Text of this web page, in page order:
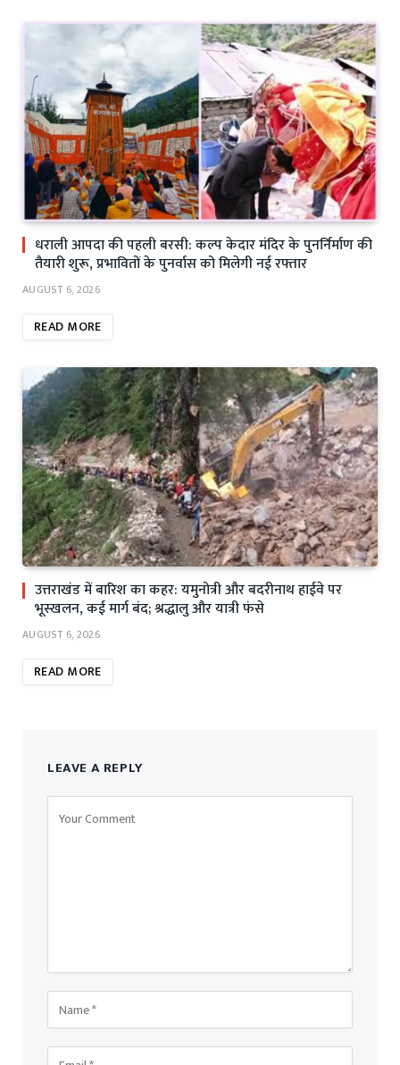
धराली आपदा की पहली बरसी: कल्प केदार मंदिर के पुनर्निर्माण की
तैयारी शुरू, प्रभावितों के पुनर्वास को मिलेगी नई रफ्तार
AUGUST 6, 2026
READ MORE
उत्तराखंड में बारिश का कहर: यमुनोत्री और बदरीनाथ हाईवे पर
भूस्खलन, कई मार्ग बंद; श्रद्धालु और यात्री फंसे
AUGUST 6, 2026
READ MORE
LEAVE A REPLY